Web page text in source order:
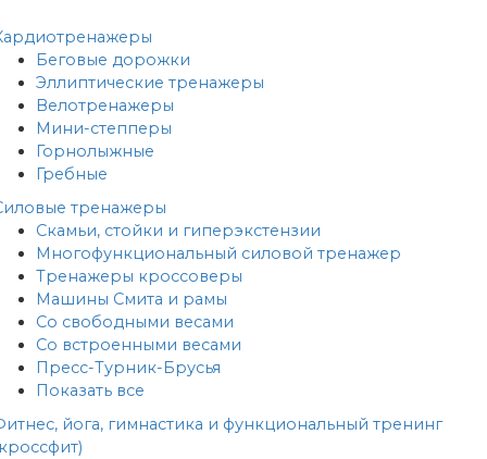
Беговые дорожки
Эллиптические тренажеры
Велотренажеры
Мини-степперы
Горнолыжные
Гребные
тренажеры
Скамьи, стойки и гиперэкстензии
Многофункциональный силовой тренажер
Тренажеры кроссоверы
Машины Смита и рамы
Со свободными весами
Со встроенными весами
Пресс-Турник-Брусья
Показать все
йога, гимнастика и функциональный тренинг